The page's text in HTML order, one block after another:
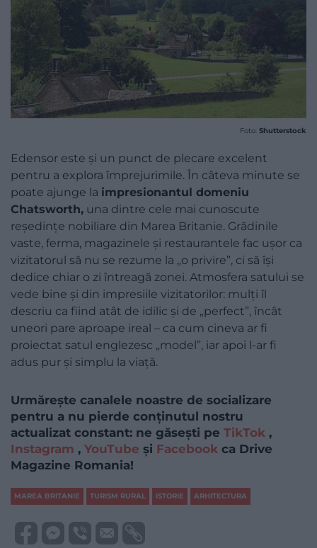
Foto: Shutterstock
Edensor este și un punct de plecare excelent
pentru a explora împrejurimile. În câteva minute se
poate ajunge la impresionantul domeniu
Chatsworth, una dintre cele mai cunoscute
reședințe nobiliare din Marea Britanie. Grădinile
vaste, ferma, magazinele și restaurantele fac ușor ca
vizitatorul să nu se rezume la „o privire”, ci să își
dedice chiar o zi întreagă zonei. Atmosfera satului se
vede bine și din impresiile vizitatorilor: mulți îl
descriu ca fiind atât de idilic și de „perfect”, încât
uneori pare aproape ireal – ca cum cineva ar fi
proiectat satul englezesc „model”, iar apoi l-ar fi
adus pur și simplu la viață.
Urmărește canalele noastre de socializare
pentru a nu pierde conținutul nostru
actualizat constant: ne găsești pe TikTok ,
Instagram , YouTube și Facebook ca Drive
Magazine Romania!
MAREA BRITANIE TURISM RURAL ISTORIE ARHITECTURA